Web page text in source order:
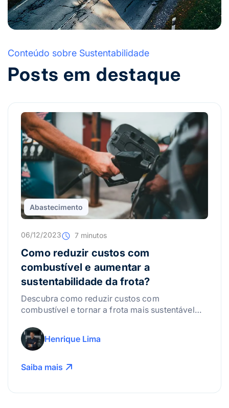
Conteúdo sobre Sustentabilidade
Posts em destaque
Abastecimento
06/12/2023 7 minutos
Como reduzir custos com
combustível e aumentar a
sustentabilidade da frota?
Descubra como reduzir custos com
combustível e tornar a frota mais sustentável
eficiente.
Henrique Lima
Saiba mais